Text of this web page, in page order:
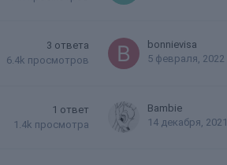
3 ответа
6.4k просмотров
bonnievisa
5 февраля, 2022
1 ответ
1.4k просмотра
Bambie
14 декабря, 2021